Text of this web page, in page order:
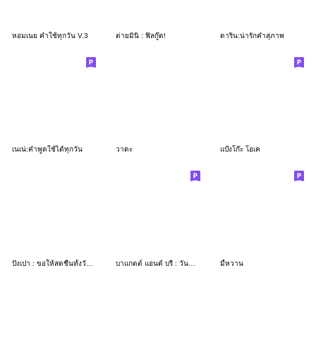
หอมเนย คำใช้ทุกวัน V.3 ต่ายมินิ : ฟิลกู๊ด! ดาริน:น่ารักคำสุภาพ
เนเน่:คำพูดใช้ได้ทุกวัน วาดะ แป้งโก๊ะ โอเค
มี้หวาน